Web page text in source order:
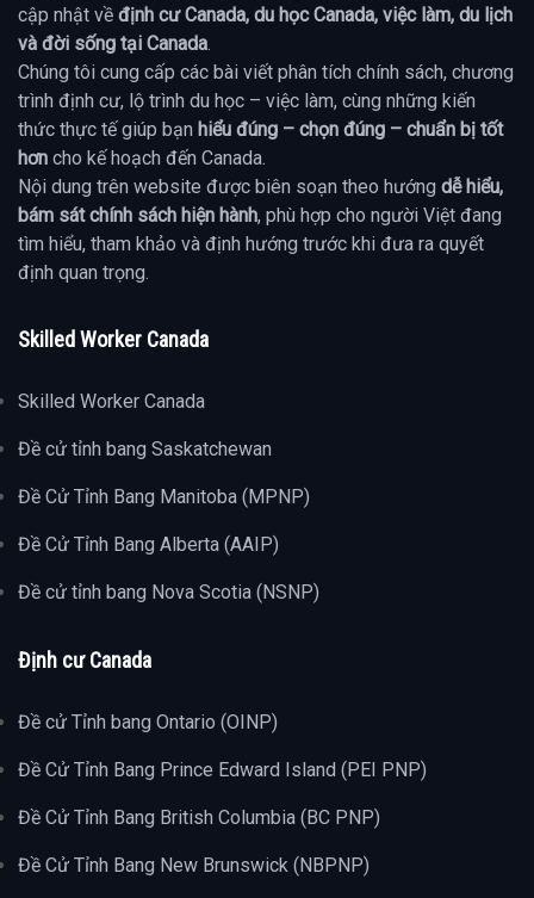
cập nhật về định cư Canada, du học Canada, việc làm, du lịch
và đời sống tại Canada.
Chúng tôi cung cấp các bài viết phân tích chính sách, chương
trình định cư, lộ trình du học – việc làm, cùng những kiến
thức thực tế giúp bạn hiểu đúng – chọn đúng – chuẩn bị tốt
hơn cho kế hoạch đến Canada.
Nội dung trên website được biên soạn theo hướng dễ hiểu,
bám sát chính sách hiện hành, phù hợp cho người Việt đang
tìm hiểu, tham khảo và định hướng trước khi đưa ra quyết
định quan trọng.
Skilled Worker Canada
Skilled Worker Canada
Đề cử tỉnh bang Saskatchewan
Đề Cử Tỉnh Bang Manitoba (MPNP)
Đề Cử Tỉnh Bang Alberta (AAIP)
Đề cử tỉnh bang Nova Scotia (NSNP)
Định cư Canada
Đề cử Tỉnh bang Ontario (OINP)
Đề Cử Tỉnh Bang Prince Edward Island (PEI PNP)
Đề Cử Tỉnh Bang British Columbia (BC PNP)
Đề Cử Tỉnh Bang New Brunswick (NBPNP)